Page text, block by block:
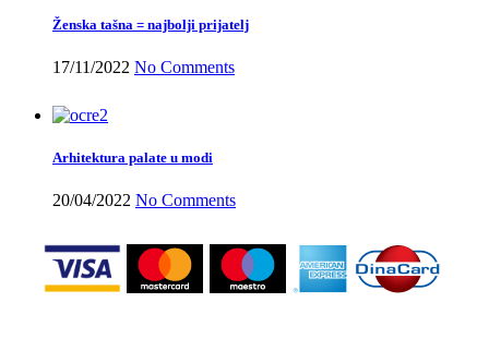
Ženska tašna = najbolji prijatelj
17/11/2022 No Comments
Arhitektura palate u modi
20/04/2022 No Comments